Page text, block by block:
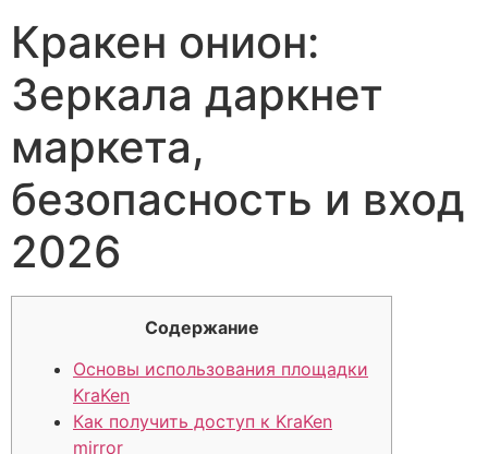
Кракен онион:
Зеркала даркнет
маркета,
безопасность и вход
2026
Содержание
Основы использования площадки
KraKen
Как получить доступ к KraKen
mirror